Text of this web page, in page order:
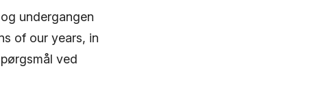
undergangen
of our years, in
ved